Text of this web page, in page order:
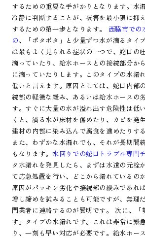
するための重要な手がかりとなります。水
冷静に判断することが、被害を最小限に抑
するための第一歩となります。 西脇市での
の、「ポタポタ」と少量ずつ水が滴るタイ
は最もよく見られる症状の一つで、蛇口の
滴っていたり、給水ホースとの接続部分か
に滴っていたりします。このタイプの水漏
低いと言えます。原因としては、蛇口内部
続部の軽微な緩み、あるいは給水ホースの
す。すぐに大量の水が溢れ出す危険性は低
くと、滴る水が床材を傷めたり、カビを発
建材の内部に染み込んで腐食を進めたりす
また、わずかな水漏れでも、それが長期間
もなります。 水回りでの蛇口トラブル専門
タ水漏れを発見したら、まずは水道の元栓
て応急処置を行い、どこから漏れているの
原因がパッキン劣化や接続部の緩みであれ
増し締めを試みることも可能ですが、無理
門業者に連絡するのが賢明です。 次に、「
す」タイプの水漏れです。これは非常に緊
り、一刻も早い対応が必要です。給水ホー